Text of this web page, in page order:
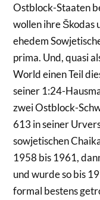
Ostblock-Staaten
wollen ihre Škodas
ehedem
prima. Und, quasi
World einen Teil
seiner 1:24-
zwei Ostblock-
613 in seiner
sowjetischen
1958 bis 1961,
und wurde so bis
formal bestens